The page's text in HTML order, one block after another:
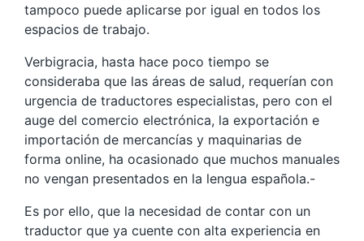
tampoco puede aplicarse por igual en todos los
espacios de trabajo.
Verbigracia, hasta hace poco tiempo se
consideraba que las áreas de salud, requerían con
urgencia de traductores especialistas, pero con el
auge del comercio electrónica, la exportación e
importación de mercancías y maquinarias de
forma online, ha ocasionado que muchos manuales
no vengan presentados en la lengua española.-
Es por ello, que la necesidad de contar con un
traductor que ya cuente con alta experiencia en